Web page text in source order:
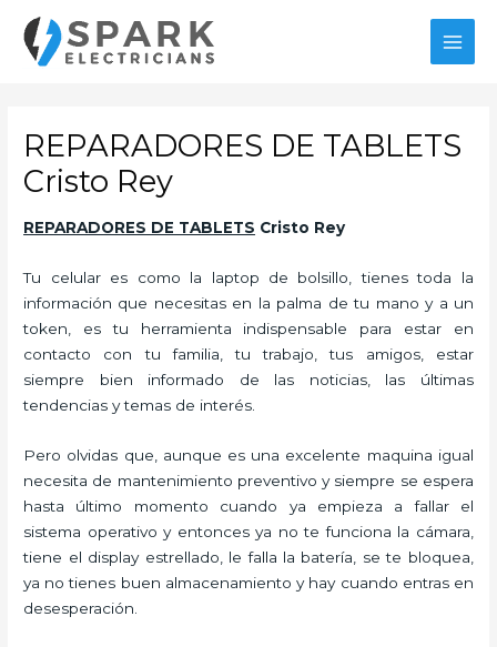
contenido
REPARADORES DE TABLETS
Cristo Rey
REPARADORES DE TABLETS Cristo Rey
Tu celular es como la laptop de bolsillo, tienes toda la
información que necesitas en la palma de tu mano y a un
token, es tu herramienta indispensable para estar en
contacto con tu familia, tu trabajo, tus amigos, estar
siempre bien informado de las noticias, las últimas
tendencias y temas de interés.
Pero olvidas que, aunque es una excelente maquina igual
necesita de mantenimiento preventivo y siempre se espera
hasta último momento cuando ya empieza a fallar el
sistema operativo y entonces ya no te funciona la cámara,
tiene el display estrellado, le falla la batería, se te bloquea,
ya no tienes buen almacenamiento y hay cuando entras en
desesperación.